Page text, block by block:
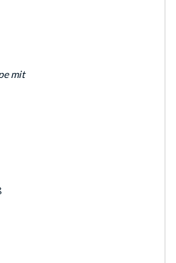
mit